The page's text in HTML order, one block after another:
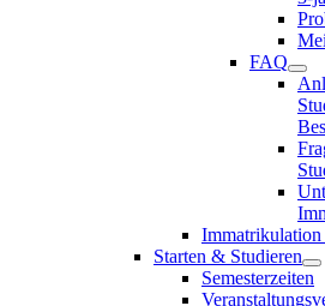
FAQ
Starten & Studieren
Semesterzeiten